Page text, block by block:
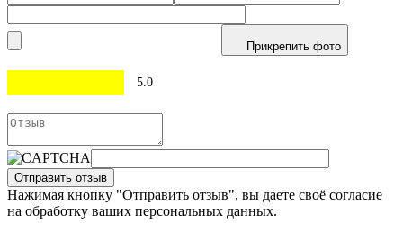
Прикрепить фото
5.0
Отправить отзыв
Нажимая кнопку "Отправить отзыв", вы даете своё согласие
на обработку ваших персональных данных.